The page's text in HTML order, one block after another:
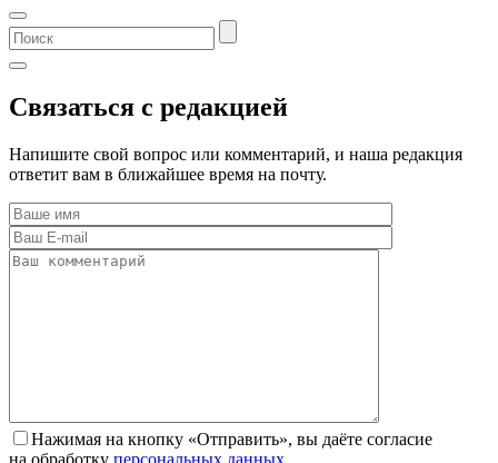
Связаться с редакцией
Напишите свой вопрос или комментарий, и наша редакция
ответит вам в ближайшее время на почту.
Нажимая на кнопку «Отправить», вы даёте согласие
на обработку персональных данных